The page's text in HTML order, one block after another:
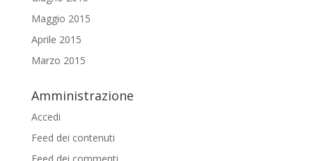
Maggio 2015
Aprile 2015
Marzo 2015
Amministrazione
Accedi
Feed dei contenuti